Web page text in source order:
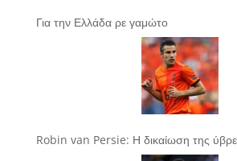
Για την Ελλάδα ρε γαμώτο
Robin van Persie: Η δικαίωση της